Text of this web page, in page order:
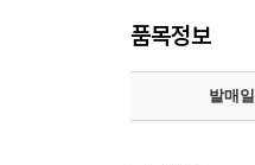
품목정보
발매일